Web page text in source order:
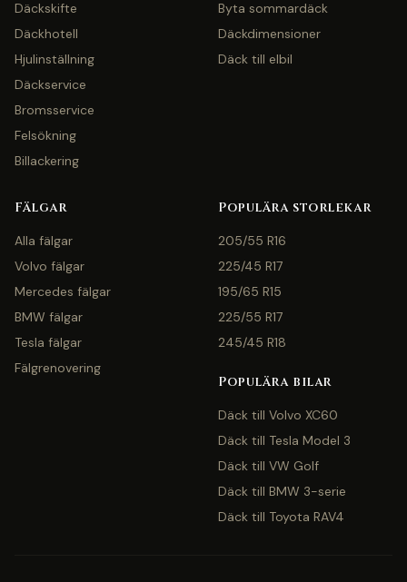
Däckskifte
Däckhotell
Hjulinställning
Däckservice
Bromsservice
Felsökning
Billackering
Byta sommardäck
Däckdimensioner
Däck till elbil
Fälgar
Alla fälgar
Volvo fälgar
Mercedes fälgar
BMW fälgar
Tesla fälgar
Fälgrenovering
Populära storlekar
205/55 R16
225/45 R17
195/65 R15
225/55 R17
245/45 R18
Populära bilar
Däck till Volvo XC60
Däck till Tesla Model 3
Däck till VW Golf
Däck till BMW 3-serie
Däck till Toyota RAV4